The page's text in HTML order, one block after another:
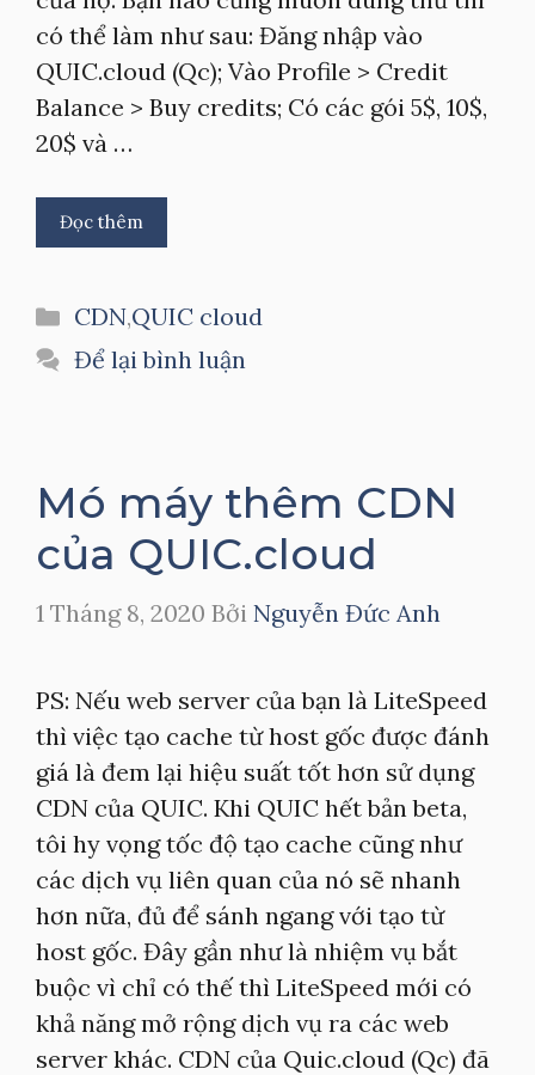
có thể làm như sau: Đăng nhập vào
QUIC.cloud (Qc); Vào Profile > Credit
Balance > Buy credits; Có các gói 5$, 10$,
20$ và …
Đọc thêm
Danh
mục
CDN,QUIC cloud
Để lại bình luận
Mó máy thêm CDN
của QUIC.cloud
1 Tháng 8, 2020 Bởi Nguyễn Đức Anh
PS: Nếu web server của bạn là LiteSpeed
thì việc tạo cache từ host gốc được đánh
giá là đem lại hiệu suất tốt hơn sử dụng
CDN của QUIC. Khi QUIC hết bản beta,
tôi hy vọng tốc độ tạo cache cũng như
các dịch vụ liên quan của nó sẽ nhanh
hơn nữa, đủ để sánh ngang với tạo từ
host gốc. Đây gần như là nhiệm vụ bắt
buộc vì chỉ có thế thì LiteSpeed mới có
khả năng mở rộng dịch vụ ra các web
server khác. CDN của Quic.cloud (Qc) đã